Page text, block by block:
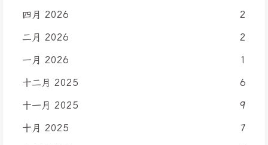
四月 2026
2
二月 2026
2
一月 2026
1
十二月 2025
6
十一月 2025
9
十月 2025
7